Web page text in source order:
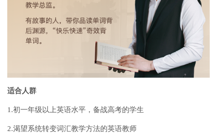
适合人群
1.初一年级以上英语水平，备战高考的学生
2.渴望系统转变词汇教学方法的英语教师